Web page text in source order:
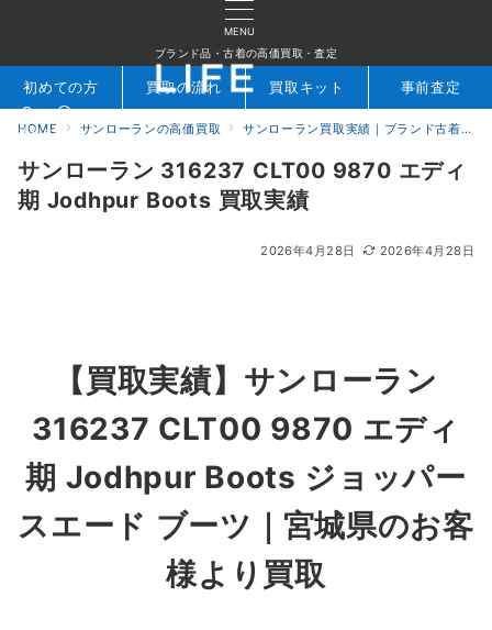
MENU
ブランド品・古着の高価買取・査定
検索 お問合せ
初めての方 買取の流れ 買取キット 事前査定
HOME サンローランの高価買取 サンローラン買取実績｜ブランド古着専門店LIFE
サンローラン 316237 CLT00 9870 エディ
期 Jodhpur Boots 買取実績
2026年4月28日 2026年4月28日
【買取実績】 サンローラン
316237 CLT00 9870 エディ
期 Jodhpur Boots ジョッパー
スエード ブーツ ｜宮城県のお客
様より買取